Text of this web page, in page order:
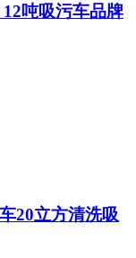
吨吸污车品牌
20立方清洗吸